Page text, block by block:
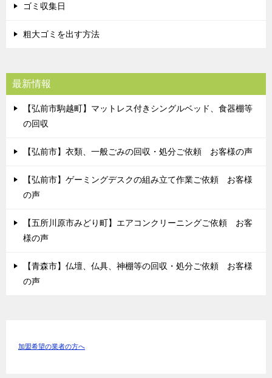
ゴミ収集日
粗大ゴミを出す方法
最新情報
【弘前市駒越町】マットレス付きシングルベッド、食器棚等
の回収
【弘前市】衣類、一般ごみの回収・処分ご依頼 お客様の声
【弘前市】ゲーミングデスクの組み立て作業ご依頼 お客様
の声
【五所川原市みどり町】エアコンクリーニングご依頼 お客
様の声
【青森市】仏壇、仏具、神棚等の回収・処分ご依頼 お客様
の声
加盟希望の業者の方へ